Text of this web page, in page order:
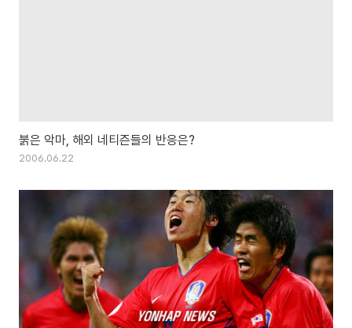
붉은 악마, 해외 네티즌들의 반응은?
2006.06.22